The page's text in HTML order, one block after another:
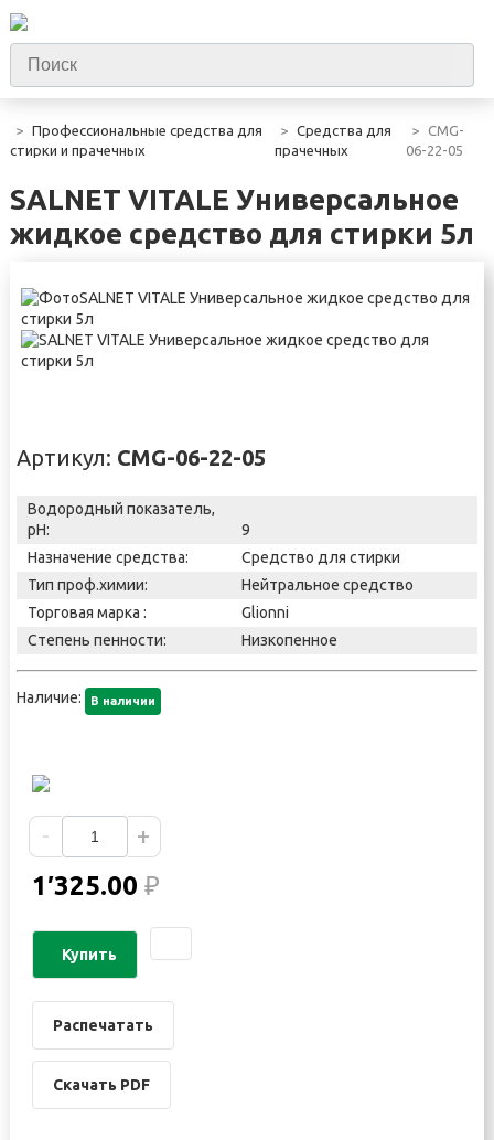
Профессиональные средства для
стирки и прачечных
Средства для
прачечных
CMG-
06-22-05
SALNET VITALE Универсальное
жидкое средство для стирки 5л
Артикул: CMG-06-22-05
Водородный показатель,
pH:
9
Назначение средства:
Средство для стирки
Тип проф.химии:
Нейтральное средство
Торговая марка :
Glionni
Степень пенности:
Низкопенное
Наличие: В наличии
- +
1′325.00 ₽
Купить
Распечатать
Скачать PDF